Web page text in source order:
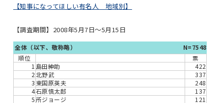
【知事になってほしい有名人 地域別】
【調査期間】2008年5月7日～5月15日
全体（以下、敬称略）
N=7548
順位
票
1 島田紳助
422
2北野武
337
3 東国原英夫
248
4石原慎太郎
137
5所ジョージ
121